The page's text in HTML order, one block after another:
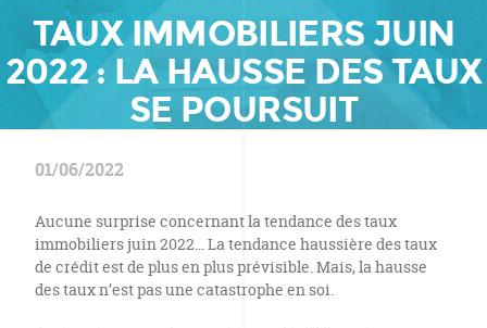
TAUX IMMOBILIERS JUIN
2022 : LA HAUSSE DES TAUX
SE POURSUIT
01/06/2022
Aucune surprise concernant la tendance des taux
immobiliers juin 2022… La tendance haussière des taux
de crédit est de plus en plus prévisible. Mais, la hausse
des taux n’est pas une catastrophe en soi.